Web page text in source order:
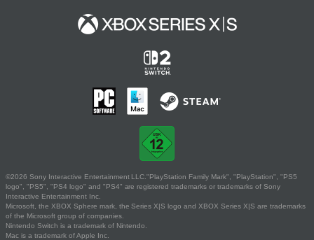
©2026 Sony Interactive Entertainment LLC."PlayStation Family Mark", "PlayStation", "PS5
logo", "PS5", "PS4 logo" and "PS4" are registered trademarks or trademarks of Sony
Interactive Entertainment Inc.
Microsoft, the XBOX Sphere mark, the Series X|S logo and XBOX Series X|S are trademarks
of the Microsoft group of companies.
Nintendo Switch is a trademark of Nintendo.
Mac is a trademark of Apple Inc.